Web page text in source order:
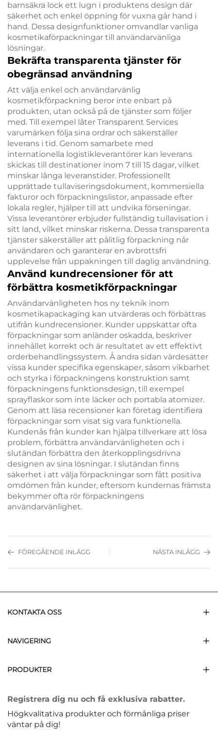
barnsäkra lock ett lugn i produktens design där
säkerhet och enkel öppning för vuxna går hand i
hand. Dessa designfunktioner omvandlar vanliga
kosmetikaförpackningar till användarvänliga
lösningar.
Bekräfta transparenta tjänster för
obegränsad användning
Att välja enkel och användarvänlig
kosmetikförpackning beror inte enbart på
produkten, utan också på de tjänster som följer
med. Till exempel låter Transparent Services
varumärken följa sina ordrar och säkerställer
leverans i tid. Genom samarbete med
internationella logistikleverantörer kan leverans
skickas till destinationer inom 7 till 15 dagar, vilket
minskar långa leveranstider. Professionellt
upprättade tullaviseringsdokument, kommersiella
fakturor och förpackningslistor, anpassade efter
lokala regler, hjälper till att undvika förseningar.
Vissa leverantörer erbjuder fullständig tullavisation i
sitt land, vilket minskar riskerna. Dessa transparenta
tjänster säkerställer att pålitlig förpackning når
användaren och garanterar en avbrottsfri
upplevelse från uppakningen till daglig användning.
Använd kundrecensioner för att
förbättra kosmetikförpackningar
Användarvänligheten hos ny teknik inom
kosmetikapackaging kan utvärderas och förbättras
utifrån kundrecensioner. Kunder uppskattar ofta
förpackningar som anländer oskadda, beskriver
innehållet korrekt och är resultatet av ett effektivt
orderbehandlingssystem. Å andra sidan värdesätter
vissa kunder specifika egenskaper, såsom vikbarhet
och styrka i förpackningens konstruktion samt
förpackningens funktionsdesign, till exempel
sprayflaskor som inte läcker och portabla atomizer.
Genom att läsa recensioner kan företag identifiera
förpackningar som visat sig vara funktionella.
Kundenås från kunder kan hjälpa tillverkare att lösa
problem, förbättra användarvänligheten och i
slutändan förbättra den återkopplingsdrivna
designen av sina lösningar. I slutändan finns
säkerhet i att välja förpackningar som fått positiva
omdömen från kunder, eftersom kundernas främsta
bekymmer ofta rör förpackningens
användarvänlighet.
FÖREGÅENDE INLÄGG NÄSTA INLÄGG
KONTAKTA OSS
NAVIGERING
PRODUKTER
Registrera dig nu och få exklusiva rabatter.
Högkvalitativa produkter och förmånliga priser
väntar på dig!